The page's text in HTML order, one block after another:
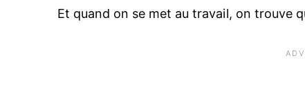
Et quand on se met au travail, on trouve